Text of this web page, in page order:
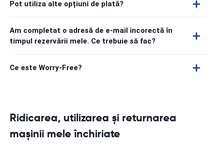
Pot utiliza alte opțiuni de plată?
Am completat o adresă de e-mail incorectă în
timpul rezervării mele. Ce trebuie să fac?
Ce este Worry-Free?
Ridicarea, utilizarea și returnarea
mașinii mele închiriate